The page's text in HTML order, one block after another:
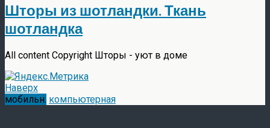
Шторы из шотландки. Ткань
шотландка
All content Copyright Шторы - уют в доме
Наверх
мобильн. компьютерная